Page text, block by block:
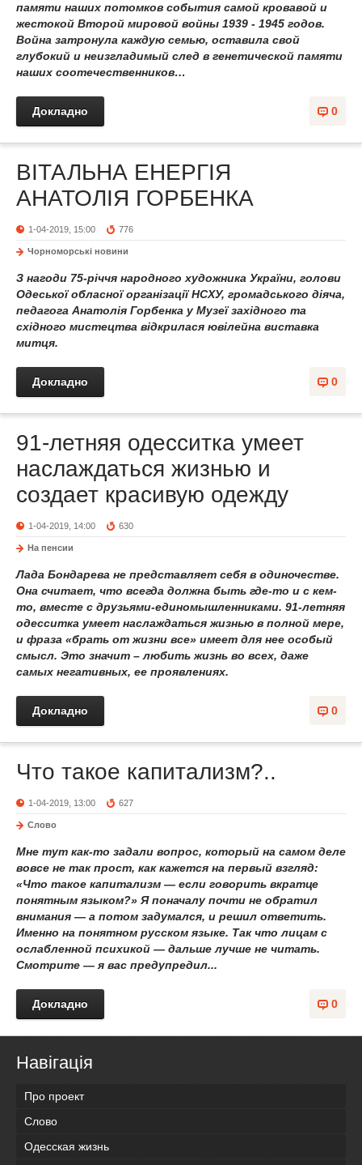
памяти наших потомков события самой кровавой и
жестокой Второй мировой войны 1939 - 1945 годов.
Война затронула каждую семью, оставила свой
глубокий и неизгладимый след в генетической памяти
наших соотечественников…
0
Докладно
ВІТАЛЬНА ЕНЕРГІЯ
АНАТОЛІЯ ГОРБЕНКА
1-04-2019, 15:00 776
Чорноморські новини
З нагоди 75-річчя народного художника України, голови
Одеської обласної організації НСХУ, громадського діяча,
педагога Анатолія Горбенка у Музеї західного та
східного мистецтва відкрилася ювілейна виставка
митця.
0
Докладно
91-летняя одесситка умеет
наслаждаться жизнью и
создает красивую одежду
1-04-2019, 14:00 630
На пенсии
Лада Бондарева не представляет себя в одиночестве.
Она считает, что всегда должна быть где-то и с кем-
то, вместе с друзьями-единомышленниками. 91-летняя
одесситка умеет наслаждаться жизнью в полной мере,
и фраза «брать от жизни все» имеет для нее особый
смысл. Это значит – любить жизнь во всех, даже
самых негативных, ее проявлениях.
0
Докладно
Что такое капитализм?..
1-04-2019, 13:00 627
Слово
Мне тут как-то задали вопрос, который на самом деле
вовсе не так прост, как кажется на первый взгляд:
«Что такое капитализм — если говорить вкратце
понятным языком?» Я поначалу почти не обратил
внимания — а потом задумался, и решил ответить.
Именно на понятном русском языке. Так что лицам с
ослабленной психикой — дальше лучше не читать.
Смотрите — я вас предупредил...
0
Докладно
Навігація
Про проект
Слово
Одесская жизнь